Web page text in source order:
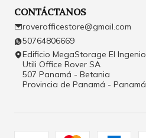
CONTÁCTANOS
roverofficestore@gmail.com
50764806669
Edificio MegaStorage El Ingenio
Utili Office Rover SA
507 Panamá - Betania
Provincia de Panamá - Panamá